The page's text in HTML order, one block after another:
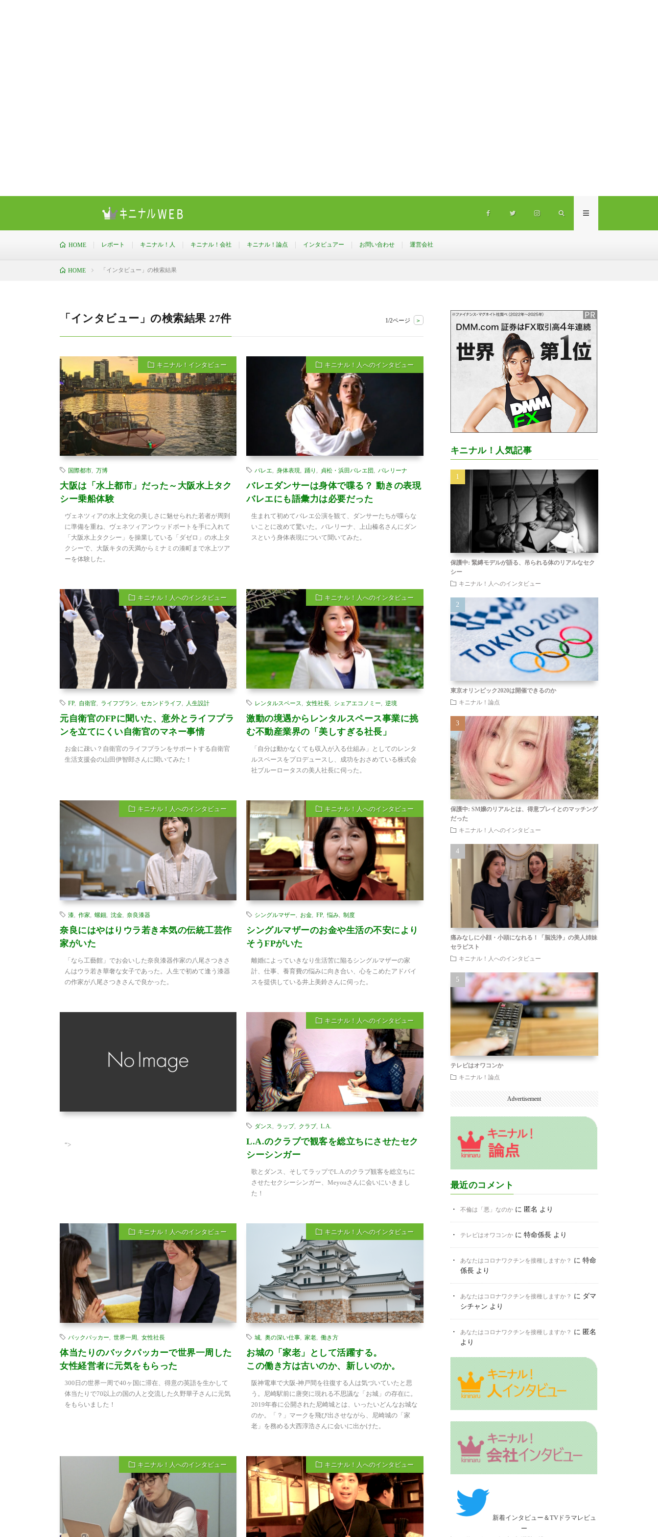
［気になる人・物・企業の“ことば”を伝えるインタビューメディア］
HOME レポート キニナル！人 キニナル！会社 キニナル！論点 インタビュアー お問い合わせ 運営会社
HOME 「インタビュー」の検索結果
「インタビュー」の検索結果 27件 1/2ページ >
キニナル！インタビュー
国際都市 万博
大阪は「水上都市」だった～大阪水上タク
シー乗船体験
ヴェネツィアの水上文化の美しさに魅せられた若者が周到
に準備を重ね、ヴェネツィアンウッドボートを手に入れて
「大阪水上タクシー」を操業している「ダゼロ」の水上タ
クシーで、大阪キタの天満からミナミの湊町まで水上ツア
ーを体験した。
キニナル！人へのインタビュー
バレエ ,身体表現 ,踊り 貞松・浜田バレエ団 バレリーナ
バレエダンサーは身体で喋る？ 動きの表現
バレエにも語彙力は必要だった
生まれて初めてバレエ公演を観て、ダンサーたちが喋らな
いことに改めて驚いた。バレリーナ、上山榛名さんにダン
スという身体表現について聞いてみた。
キニナル！人へのインタビュー
FP, 自衛官 ライフプラン セカンドライフ 人生設計
元自衛官のFPに聞いた、意外とライフプラ
ンを立てにくい自衛官のマネー事情
お金に疎い？自衛官のライフプランをサポートする自衛官
生活支援会の山田伊智郎さんに聞いてみた！
キニナル！人へのインタビュー
レンタルスペース ,女性社長 シェアエコノミー ,逆境
激動の境遇からレンタルスペース事業に挑
む不動産業界の「美しすぎる社長」
「自分は動かなくても収入が入る仕組み」としてのレンタ
ルスペースをプロデュースし、成功をおさめている株式会
社ブルーロータスの美人社長に伺った。
キニナル！人へのインタビュー
漆 作家 螺鈿 沈金 奈良漆器
奈良にはやはりウラ若き本気の伝統工芸作
家がいた
「なら工藝館」でお会いした奈良漆器作家の八尾さつきさ
んはウラ若き華奢な女子であった。人生で初めて逢う漆器
の作家が八尾さつきさんで良かった。
キニナル！人へのインタビュー
シングルマザー お金 ,FP,悩み ,制度
シングルマザーのお金や生活の不安により
そうFPがいた
離婚によっていきなり生活苦に陥るシングルマザーの家
計、仕事、養育費の悩みに向き合い、心をこめたアドバイ
スを提供している井上美鈴さんに伺った。
“>
キニナル！人へのインタビュー
ダンス ラップ, クラブ ,L.A.
L.A.のクラブで観客を総立ちにさせたセク
シーシンガー
歌とダンス、そしてラップでL.A.のクラブ観客を総立ちに
させたセクシーシンガー、Meyouさんに会いにいきまし
た！
キニナル！人へのインタビュー
バックパッカー 世界一周 女性社長
体当たりのバックパッカーで世界一周した
女性経営者に元気をもらった
300日の世界一周で40ヶ国に滞在、得意の英語を生かして
体当たりで70以上の国の人と交流した久野華子さんに元気
をもらいました！
キニナル！人へのインタビュー
城 ,奥の深い仕事 ,家老 ,働き方
お城の「家老」として活躍する。
この働き方は古いのか、新しいのか。
阪神電車で大阪-神戸間を往復する人は気づいていたと思
う。尼崎駅前に唐突に現れる不思議な「お城」の存在に。
2019年春に公開された尼崎城とは、いったいどんなお城な
のか。「？」マークを飛び出させながら、尼崎城の「家
老」を務める大西淳浩さんに会いに出かけた。
キニナル！人へのインタビュー キニナル！人へのインタビュー
キニナル！人気記事
保護中: 緊縛モデルが語る、吊られる体のリアルなセク
シー
キニナル！人へのインタビュー
東京オリンピック2020は開催できるのか
キニナル！論点
保護中: SM嬢のリアルとは、得意プレイとのマッチング
だった
キニナル！人へのインタビュー
痛みなしに小顔・小頭になれる！「脳洗浄」の美人姉妹
セラピスト
キニナル！人へのインタビュー
テレビはオワコンか
キニナル！論点
Advertisement
最近のコメント
不倫は「悪」なのかに 匿名 より
テレビはオワコンかに 特命係長より
あなたはコロナワクチンを接種しますか？ に 特命
係長より
あなたはコロナワクチンを接種しますか？ に ダマ
シチャン より
あなたはコロナワクチンを接種しますか？ に 匿名
より
新着インタビュー＆TVドラマレビュ
ー